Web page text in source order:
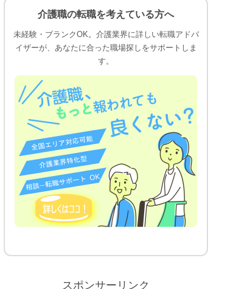
介護職の転職を考えている方へ
未経験・ブランクOK。介護業界に詳しい転職アドバ
イザーが、あなたに合った職場探しをサポートしま
す。
スポンサーリンク